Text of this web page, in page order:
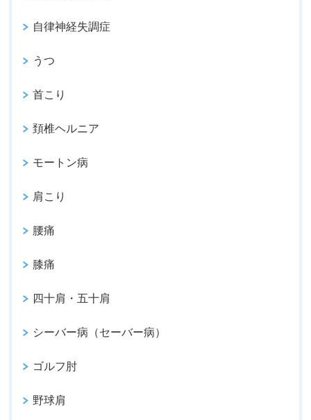
自律神経失調症
うつ
首こり
頚椎ヘルニア
モートン病
肩こり
腰痛
膝痛
四十肩・五十肩
シーバー病（セーバー病）
ゴルフ肘
野球肩